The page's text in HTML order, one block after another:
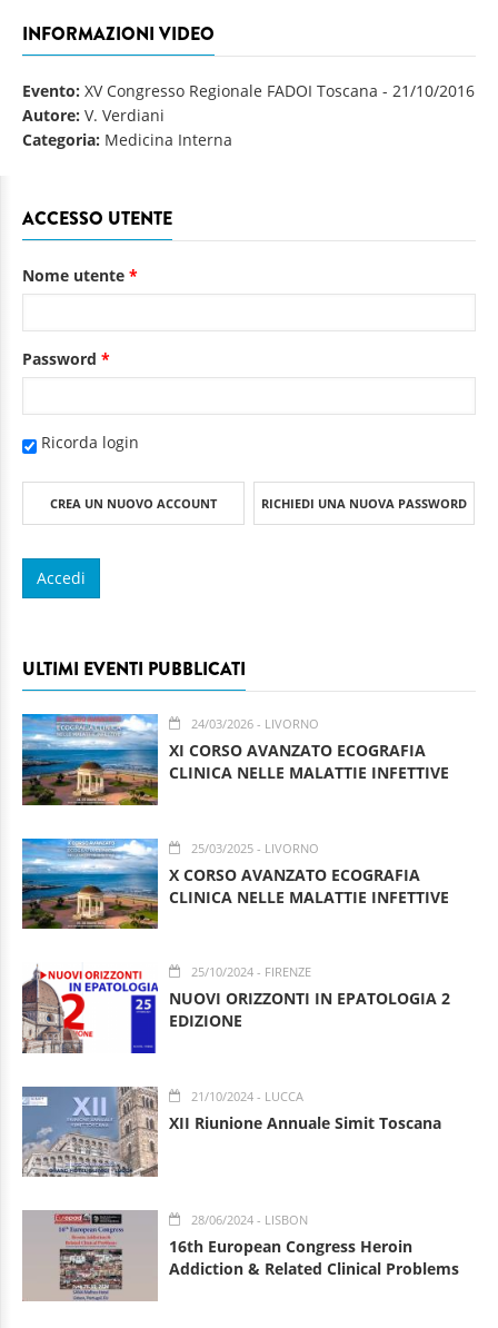
INFORMAZIONI VIDEO
Evento: XV Congresso Regionale FADOI Toscana - 21/10/2016
Autore: V. Verdiani
Categoria: Medicina Interna
ACCESSO UTENTE
Nome utente *
Password *
Ricorda login
CREA UN NUOVO ACCOUNT RICHIEDI UNA NUOVA PASSWORD
ULTIMI EVENTI PUBBLICATI
24/03/2026 - LIVORNO
XI CORSO AVANZATO ECOGRAFIA
CLINICA NELLE MALATTIE INFETTIVE
25/03/2025 - LIVORNO
X CORSO AVANZATO ECOGRAFIA
CLINICA NELLE MALATTIE INFETTIVE
25/10/2024 - FIRENZE
NUOVI ORIZZONTI IN EPATOLOGIA 2
EDIZIONE
21/10/2024 - LUCCA
XII Riunione Annuale Simit Toscana
28/06/2024 - LISBON
16th European Congress Heroin
Addiction & Related Clinical Problems